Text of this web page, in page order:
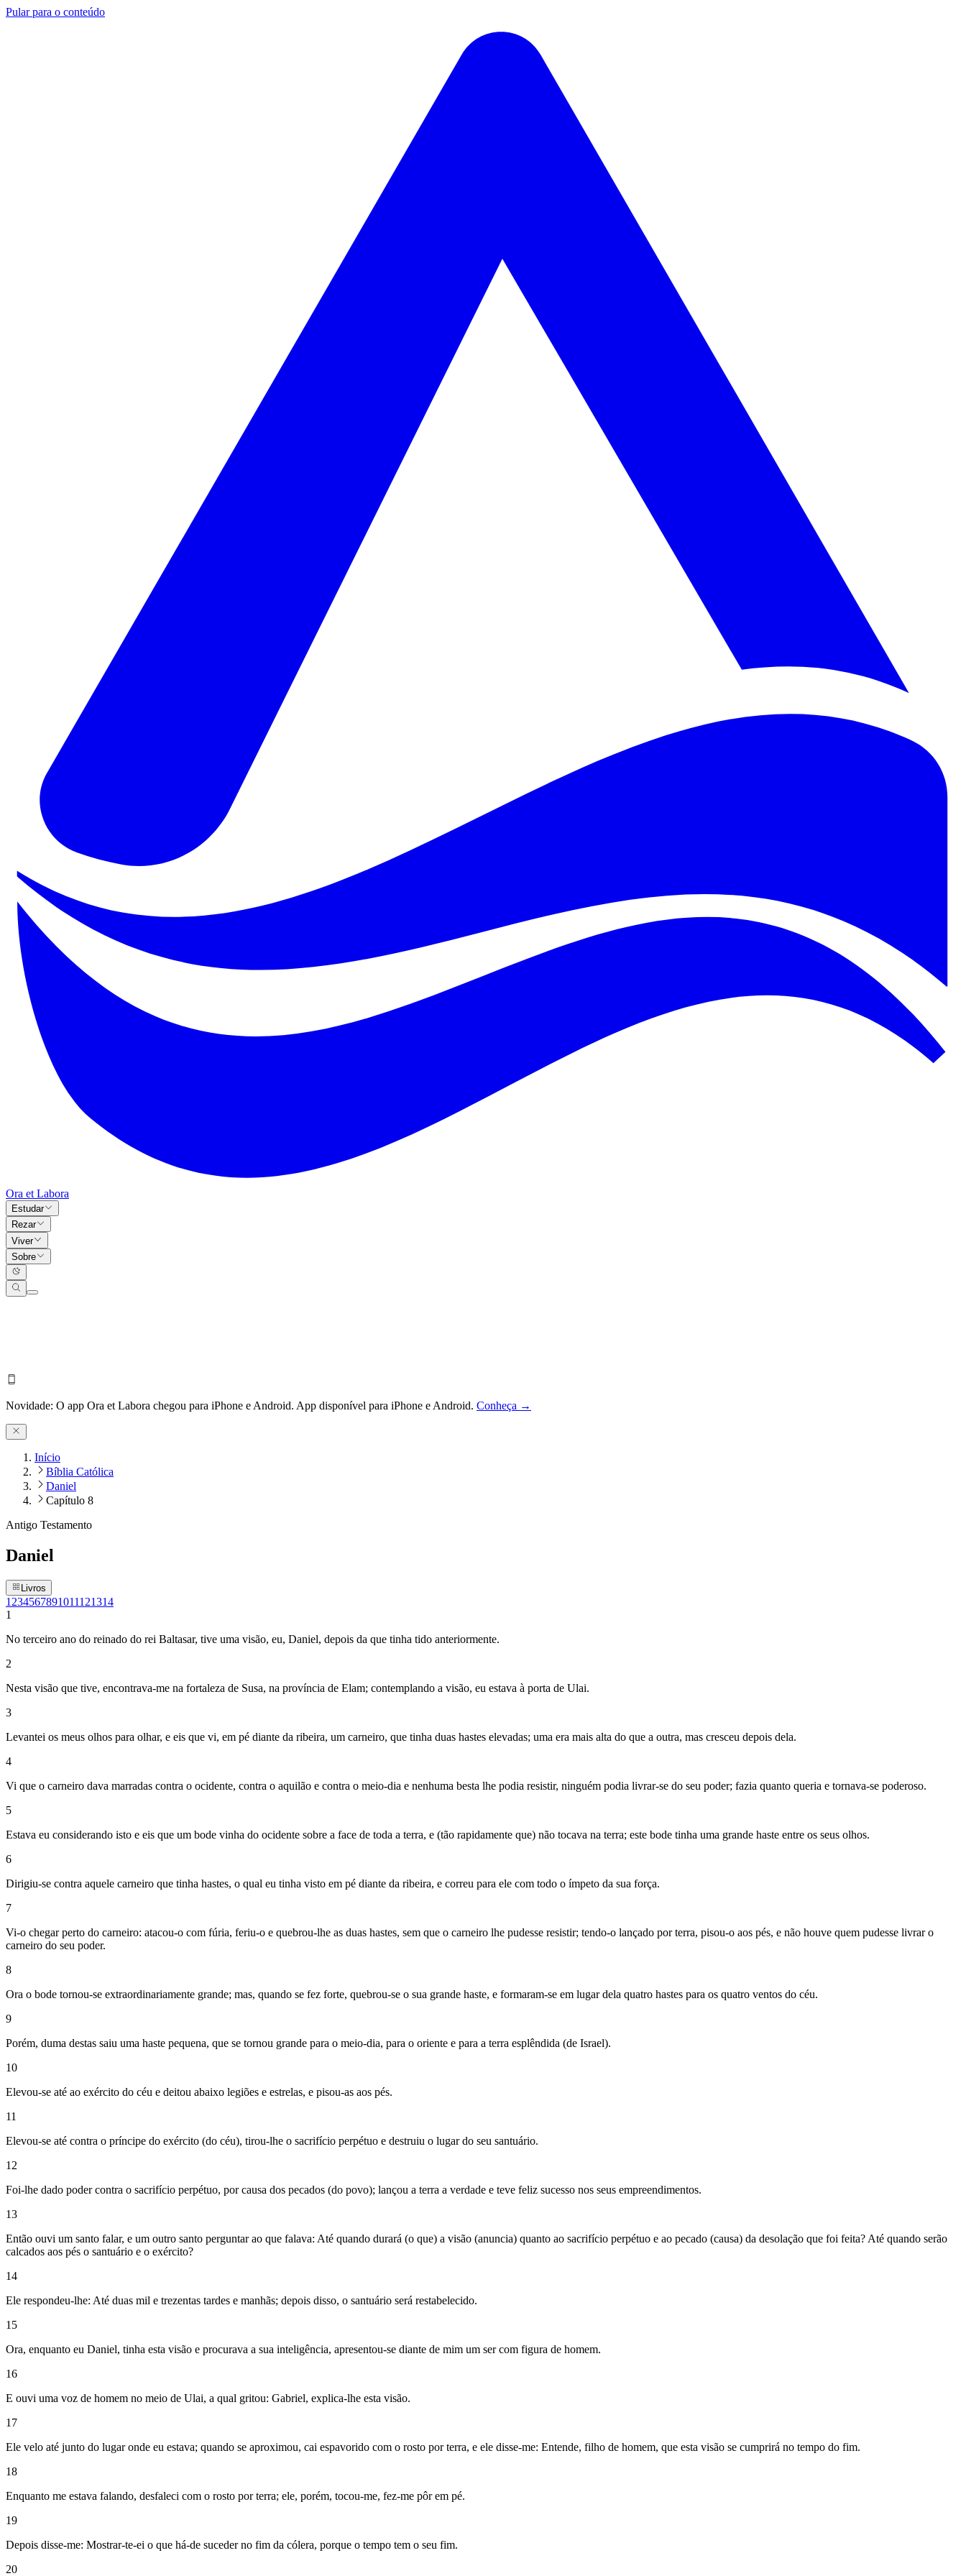
Pular para o conteúdo
Ora et Labora
Estudar
Rezar
Viver
Sobre
Novidade: O app Ora et Labora chegou para iPhone e Android. App disponível para iPhone e Android. Conheça →
Início
Bíblia Católica
Daniel
Capítulo 8
Antigo Testamento
Daniel
Livros
1 234567891011121314
1
No terceiro ano do reinado do rei Baltasar, tive uma visão, eu, Daniel, depois da que tinha tido anteriormente.
2
Nesta visão que tive, encontrava-me na fortaleza de Susa, na província de Elam; contemplando a visão, eu estava à porta de Ulai.
3
Levantei os meus olhos para olhar, e eis que vi, em pé diante da ribeira, um carneiro, que tinha duas hastes elevadas; uma era mais alta do que a outra, mas cresceu depois dela.
4
Vi que o carneiro dava marradas contra o ocidente, contra o aquilão e contra o meio-dia e nenhuma besta lhe podia resistir, ninguém podia livrar-se do seu poder; fazia quanto queria e tornava-se poderoso.
5
Estava eu considerando isto e eis que um bode vinha do ocidente sobre a face de toda a terra, e (tão rapidamente que) não tocava na terra; este bode tinha uma grande haste entre os seus olhos.
6
Dirigiu-se contra aquele carneiro que tinha hastes, o qual eu tinha visto em pé diante da ribeira, e correu para ele com todo o ímpeto da sua força.
7
Vi-o chegar perto do carneiro: atacou-o com fúria, feriu-o e quebrou-lhe as duas hastes, sem que o carneiro lhe pudesse resistir; tendo-o lançado por terra, pisou-o aos pés, e não houve quem pudesse livrar o
carneiro do seu poder.
8
Ora o bode tornou-se extraordinariamente grande; mas, quando se fez forte, quebrou-se o sua grande haste, e formaram-se em lugar dela quatro hastes para os quatro ventos do céu.
9
Porém, duma destas saiu uma haste pequena, que se tornou grande para o meio-dia, para o oriente e para a terra esplêndida (de Israel).
10
Elevou-se até ao exército do céu e deitou abaixo legiões e estrelas, e pisou-as aos pés.
11
Elevou-se até contra o príncipe do exército (do céu), tirou-lhe o sacrifício perpétuo e destruiu o lugar do seu santuário.
12
Foi-lhe dado poder contra o sacrifício perpétuo, por causa dos pecados (do povo); lançou a terra a verdade e teve feliz sucesso nos seus empreendimentos.
13
Então ouvi um santo falar, e um outro santo perguntar ao que falava: Até quando durará (o que) a visão (anuncia) quanto ao sacrifício perpétuo e ao pecado (causa) da desolação que foi feita? Até quando serão
calcados aos pés o santuário e o exército?
14
Ele respondeu-lhe: Até duas mil e trezentas tardes e manhãs; depois disso, o santuário será restabelecido.
15
Ora, enquanto eu Daniel, tinha esta visão e procurava a sua inteligência, apresentou-se diante de mim um ser com figura de homem.
16
E ouvi uma voz de homem no meio de Ulai, a qual gritou: Gabriel, explica-lhe esta visão.
17
Ele velo até junto do lugar onde eu estava; quando se aproximou, cai espavorido com o rosto por terra, e ele disse-me: Entende, filho de homem, que esta visão se cumprirá no tempo do fim.
18
Enquanto me estava falando, desfaleci com o rosto por terra; ele, porém, tocou-me, fez-me pôr em pé.
19
Depois disse-me: Mostrar-te-ei o que há-de suceder no fim da cólera, porque o tempo tem o seu fim.
20